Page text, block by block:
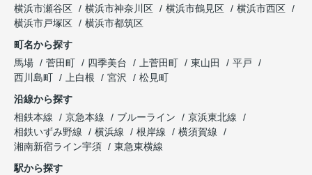
横浜市瀬谷区
横浜市神奈川区 横浜市鶴見区
横浜市西区
横浜市戸塚区
横浜市都筑区
町名から探す
馬場
菅田町 四季美台 上菅田町 東山田
平戸
西川島町
上白根 宮沢
松見町
沿線から探す
相鉄本線
京急本線 ブルーライン
京浜東北線
相鉄いずみ野線
横浜線 根岸線
横須賀線
湘南新宿ライン宇須
東急東横線
駅から探す